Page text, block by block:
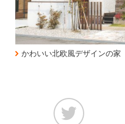
かわいい北欧風デザインの家